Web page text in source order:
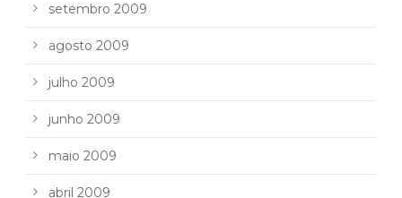
setembro 2009
agosto 2009
julho 2009
junho 2009
maio 2009
abril 2009